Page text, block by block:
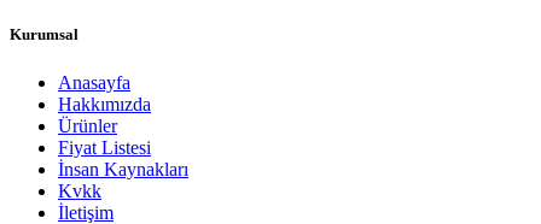
Kurumsal
Anasayfa
Hakkımızda
Ürünler
Fiyat Listesi
İnsan Kaynakları
Kvkk
İletişim